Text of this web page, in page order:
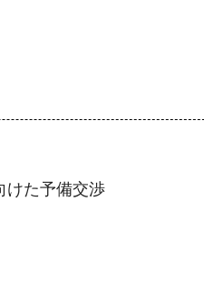
けた予備交渉